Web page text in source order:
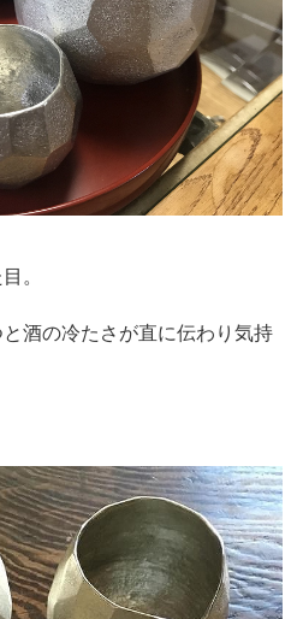
。
酒の冷たさが直に伝わり気持